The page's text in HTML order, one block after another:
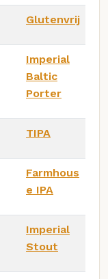
Glutenvrij
Imperial
Baltic
Porter
TIPA
Farmhous
e IPA
Imperial
Stout